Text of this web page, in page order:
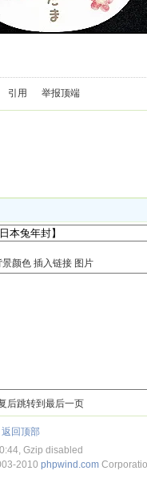
引用 举报顶端
景颜色 插入链接 图片
后跳转到最后一页
返回顶部
Gzip disabled
2010 phpwind.com